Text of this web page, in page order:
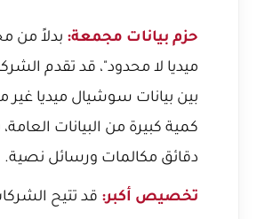
حزم بيانات مجمعة: بدلاً من
ميديا لا محدود"، قد تقدم
بين بيانات سوشيال ميديا غير
كمية كبيرة من البيانات
دقائق مكالمات ورسائل نصية.
تخصيص أكبر: قد تتيح